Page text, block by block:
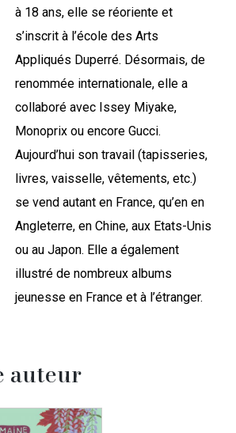
à 18 ans, elle se réoriente et
s’inscrit à l’école des Arts
Appliqués Duperré. Désormais, de
renommée internationale, elle a
collaboré avec Issey Miyake,
Monoprix ou encore Gucci.
Aujourd’hui son travail (tapisseries,
livres, vaisselle, vêtements, etc.)
se vend autant en France, qu’en en
Angleterre, en Chine, aux Etats-Unis
ou au Japon. Elle a également
illustré de nombreux albums
jeunesse en France et à l’étranger.
auteur